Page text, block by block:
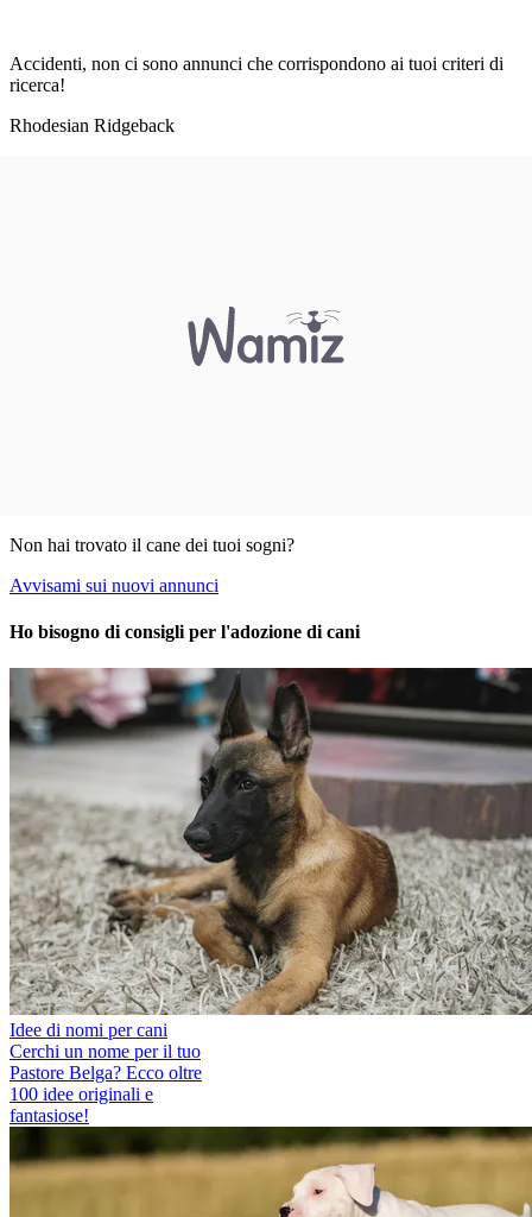
Accidenti, non ci sono annunci che corrispondono ai tuoi criteri di
ricerca!
Rhodesian Ridgeback
Non hai trovato il cane dei tuoi sogni?
Avvisami sui nuovi annunci
Ho bisogno di consigli per l'adozione di cani
Idee di nomi per cani
Cerchi un nome per il tuo
Pastore Belga? Ecco oltre
100 idee originali e
fantasiose!